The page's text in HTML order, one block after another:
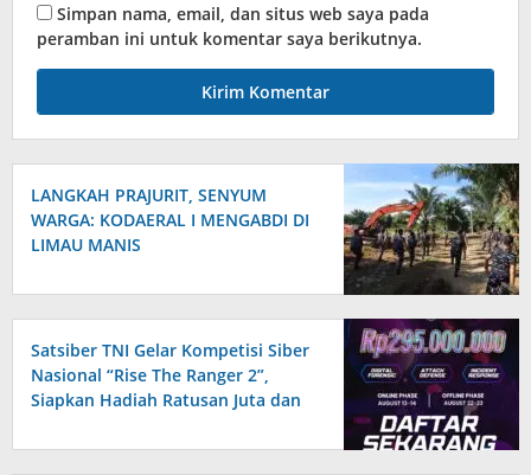
Simpan nama, email, dan situs web saya pada
peramban ini untuk komentar saya berikutnya.
‎LANGKAH PRAJURIT, SENYUM
WARGA: KODAERAL I MENGABDI DI
LIMAU MANIS
Satsiber TNI Gelar Kompetisi Siber
Nasional “Rise The Ranger 2”,
Siapkan Hadiah Ratusan Juta dan